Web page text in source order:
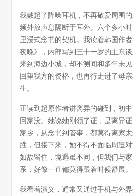
我戴起了降噪耳机，不再敬爱周围
频外放声息隔断于耳外。六个多小
里浸式念书的契机。我读着韩国作
夜晚》，内部写到三十一岁的主东
来到海边小城，却不测间和多年未
回望我方的资格，也再行走进了母
生。
正读到起原作者讲离异的碰到，初
回家没。她说她刚领了证，是离异
家乡，从念书到管事，都莫得离家
胜，但接下来，她不得不面临周遭
如故留住，境遇虽不同，但我们与
系，好像一直都莫得跟着时候舒展。
我看着演义，通常又通过手机与外